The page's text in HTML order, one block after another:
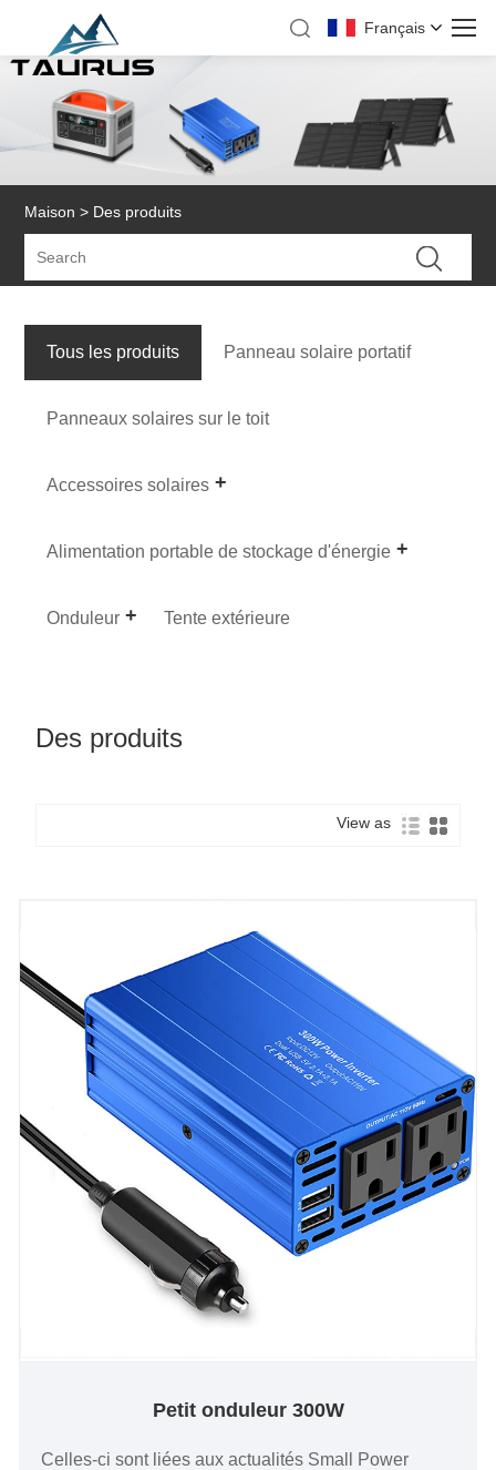
Français
Maison > Des produits
Tous les produits Panneau solaire portatif
Panneaux solaires sur le toit
Accessoires solaires
Alimentation portable de stockage d'énergie
Onduleur Tente extérieure
Des produits
View as
Petit onduleur 300W
Celles-ci sont liées aux actualités Small Power